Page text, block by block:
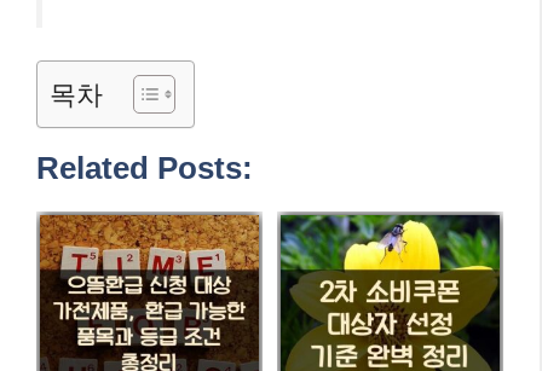
목차
Related Posts: